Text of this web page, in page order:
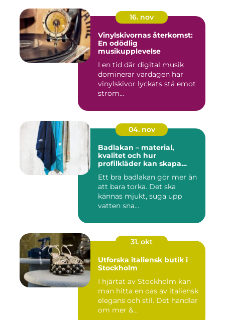
16. nov
Vinylskivornas återkomst:
En odödlig
musikupplevelse
I en tid där digital musik
dominerar vardagen har
vinylskivor lyckats stå emot
ström...
04. nov
Badlakan – material,
kvalitet och hur
profilkläder kan skapa
Ett bra badlakan gör mer än
att bara torka. Det ska
kännas mjukt, suga upp
vatten sna...
31. okt
Utforska italiensk butik i
Stockholm
I hjärtat av Stockholm kan
man hitta en oas av italiensk
elegans och stil. Det handlar
om mer &...